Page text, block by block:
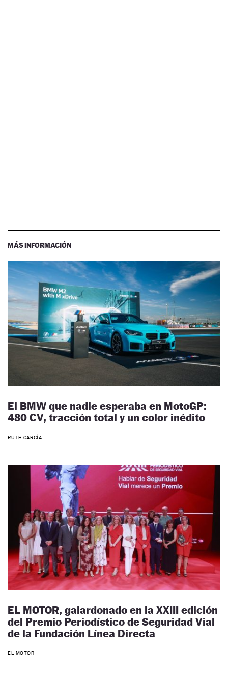
MÁS INFORMACIÓN
El BMW que nadie esperaba en MotoGP:
480 CV, tracción total y un color inédito
RUTH GARCÍA
EL MOTOR, galardonado en la XXIII edición
del Premio Periodístico de Seguridad Vial
de la Fundación Línea Directa
EL MOTOR